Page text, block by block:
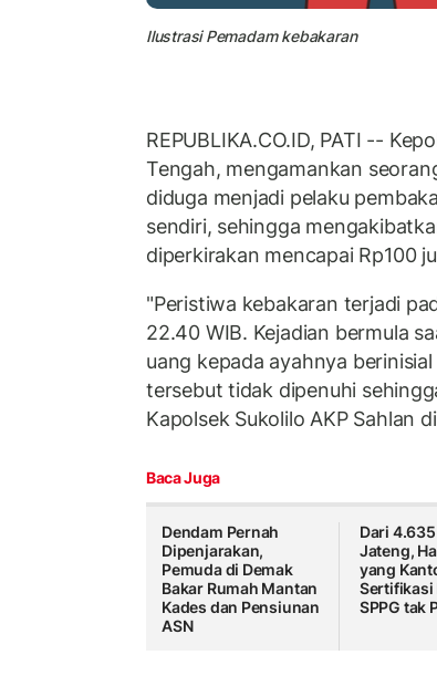
Ilustrasi Pemadam kebakaran
REPUBLIKA.CO.ID, PATI --
Tengah, mengamankan
diduga menjadi pelaku
sendiri, sehingga
diperkirakan mencapai Rp100
"Peristiwa kebakaran terjadi
22.40 WIB. Kejadian bermula
uang kepada ayahnya
tersebut tidak dipenuhi
Kapolsek Sukolilo AKP Sahlan
Baca Juga
Dendam Pernah
Dipenjarakan,
Pemuda di Demak
Bakar Rumah Mantan
Kades dan Pensiunan
ASN
Dari 4.635
Jateng,
yang
Sertifikasi
SPPG tak